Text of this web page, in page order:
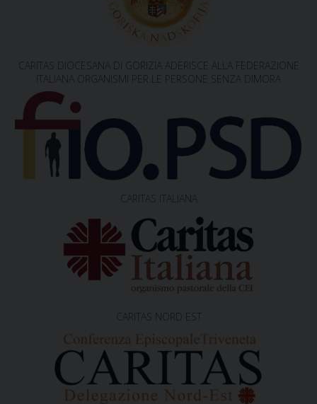
CARITAS DIOCESANA DI GORIZIA ADERISCE ALLA FEDERAZIONE
ITALIANA ORGANISMI PER LE PERSONE SENZA DIMORA
CARITAS ITALIANA
CARITAS NORD EST